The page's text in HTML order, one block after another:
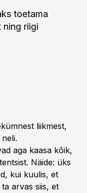
toetama
ning riigi
liikmest,
aga kaasa kõik,
Näide: üks
kui kuulis, et
arvas siis, et